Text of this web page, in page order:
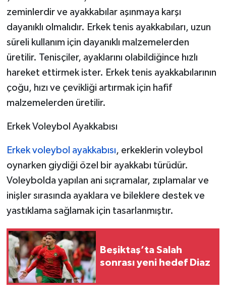
zeminlerdir ve ayakkabılar aşınmaya karşı
dayanıklı olmalıdır. Erkek tenis ayakkabıları, uzun
süreli kullanım için dayanıklı malzemelerden
üretilir. Tenisçiler, ayaklarını olabildiğince hızlı
hareket ettirmek ister. Erkek tenis ayakkabılarının
çoğu, hızı ve çevikliği artırmak için hafif
malzemelerden üretilir.
Erkek Voleybol Ayakkabısı
Erkek voleybol ayakkabısı, erkeklerin voleybol
oynarken giydiği özel bir ayakkabı türüdür.
Voleybolda yapılan ani sıçramalar, zıplamalar ve
inişler sırasında ayaklara ve bileklere destek ve
yastıklama sağlamak için tasarlanmıştır.
Beşiktaş’ta Salah
sonrası yeni hedef Diaz